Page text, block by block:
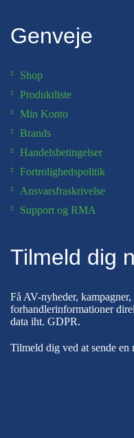
Genveje
Shop
Produktliste
Min Konto
Brands
Handelsbetingelser
Fortrolighedspolitik
Ansvarsfraskrivelse
Support og RMA
Tilmeld dig
Få AV-nyheder,
forhandlerinformationer
data iht. GDPR.
Tilmeld dig ved at sende en